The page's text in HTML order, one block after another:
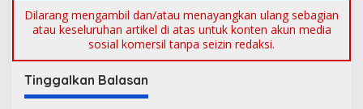
Dilarang mengambil dan/atau menayangkan ulang sebagian
atau keseluruhan artikel di atas untuk konten akun media
sosial komersil tanpa seizin redaksi.
Tinggalkan Balasan